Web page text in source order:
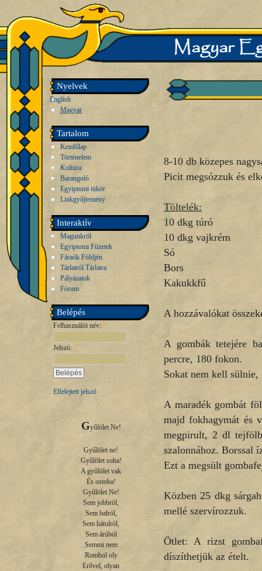
Nyelvek
English
Magyar
Tartalom
Kezdőlap
Történelem
Kultúra
Barangoló
Egyiptomi tükör
Linkgyűjtemény
Interaktív
Magunkról
Egyiptomi Füzetek
Fáraók Földjén
Tárlatról Tárlatra
Pályázatok
Fórum
Belépés
Felhasználói név: *
Jelszó: *
Elfelejtett jelszó
Gyűlölet Ne!
Gyűlölet ne!
Gyűlölet soha!
A gyűlölet vak
És ostoba!
Gyűlölet Ne!
Sem jobbról,
Sem balról,
Sem hátulról,
Sem árúból
Semmi nem
Rombol oly
Erővel, olyan
8-10 db közepes
Picit megsózzuk és
Töltelék:
10 dkg túró
10 dkg vajkrém
Só
Bors
Kakukkfű
A hozzávalókat
A gombák tetejére
percre, 180 fokon.
Sokat nem kell sülnie,
A maradék gombát
majd fokhagymát és
megpirult, 2 dl
szalonnához. Borssal
Ezt a megsült
Közben 25 dkg
mellé szervírozzuk.
Ötlet: A rizst
díszíthetjük az ételt.